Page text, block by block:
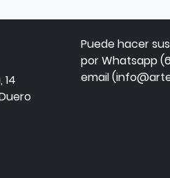
14
Puede hacer
por Whatsapp
email